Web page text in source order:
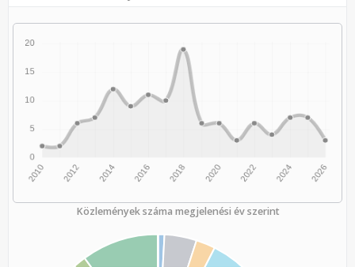
Közlemények száma megjelenési év szerint